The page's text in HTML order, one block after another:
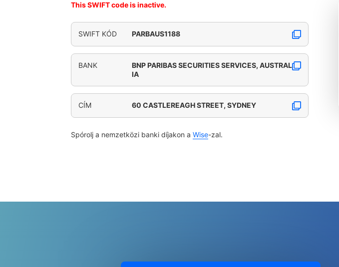
This SWIFT code is inactive.
SWIFT KÓD PARBAUS1188
BANK
BNP PARIBAS SECURITIES SERVICES, AUSTRAL
IA
CÍM 60 CASTLEREAGH STREET, SYDNEY
Spórolj a nemzetközi banki díjakon a Wise-zal.